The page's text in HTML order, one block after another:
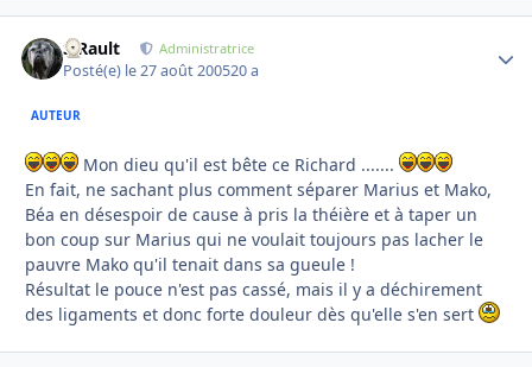
S.Rault Administratrice
Posté(e) le 27 août 200520 a
AUTEUR
Mon dieu qu'il est bête ce Richard .......
En fait, ne sachant plus comment séparer Marius et Mako,
Béa en désespoir de cause à pris la théière et à taper un
bon coup sur Marius qui ne voulait toujours pas lacher le
pauvre Mako qu'il tenait dans sa gueule !
Résultat le pouce n'est pas cassé, mais il y a déchirement
des ligaments et donc forte douleur dès qu'elle s'en sert